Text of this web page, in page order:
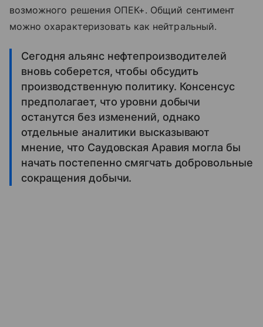
возможного решения ОПЕК+. Общий сентимент
можно охарактеризовать как нейтральный.
Сегодня альянс нефтепроизводителей
вновь соберется, чтобы обсудить
производственную политику. Консенсус
предполагает, что уровни добычи
останутся без изменений, однако
отдельные аналитики высказывают
мнение, что Саудовская Аравия могла бы
начать постепенно смягчать добровольные
сокращения добычи.